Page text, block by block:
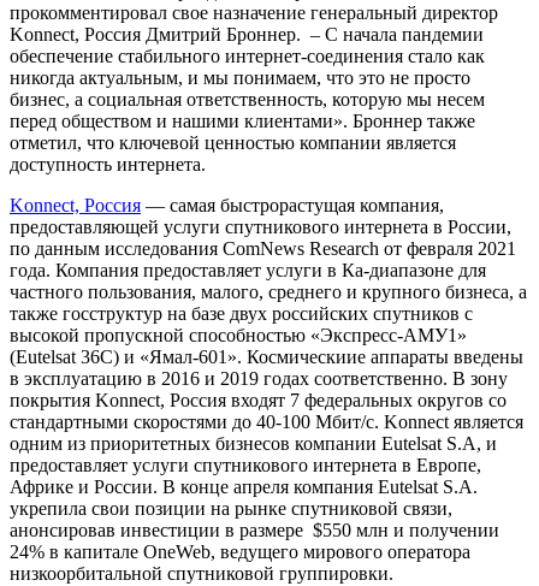
прокомментировал свое назначение генеральный директор
Konnect, Россия Дмитрий Броннер. – С начала пандемии
обеспечение стабильного интернет-соединения стало как
никогда актуальным, и мы понимаем, что это не просто
бизнес, а социальная ответственность, которую мы несем
перед обществом и нашими клиентами». Броннер также
отметил, что ключевой ценностью компании является
доступность интернета.
Konnect, Россия — самая быстрорастущая компания,
предоставляющей услуги спутникового интернета в России,
по данным исследования ComNews Research от февраля 2021
года. Компания предоставляет услуги в Ка-диапазоне для
частного пользования, малого, среднего и крупного бизнеса, а
также госструктур на базе двух российских спутников с
высокой пропускной способностью «Экспресс-АМУ1»
(Eutelsat 36C) и «Ямал-601». Космическиие аппараты введены
в эксплуатацию в 2016 и 2019 годах соответственно. В зону
покрытия Konnect, Россия входят 7 федеральных округов со
стандартными скоростями до 40-100 Мбит/с. Konnect является
одним из приоритетных бизнесов компании Eutelsat S.A, и
предоставляет услуги спутникового интернета в Европе,
Африке и России. В конце апреля компания Eutelsat S.A.
укрепила свои позиции на рынке спутниковой связи,
анонсировав инвестиции в размере $550 млн и получении
24% в капитале OneWeb, ведущего мирового оператора
низкоорбитальной спутниковой группировки.